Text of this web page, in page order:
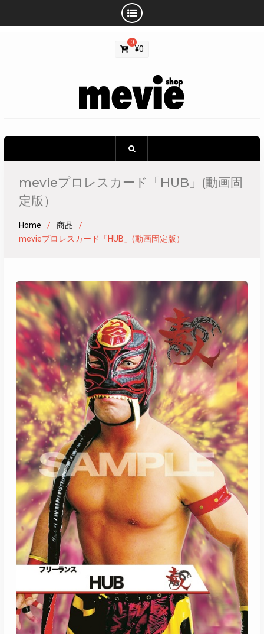
0
¥0
mevieプロレスカード「HUB」(動画固
定版）
Home
商品
mevieプロレスカード「HUB」(動画固定版）